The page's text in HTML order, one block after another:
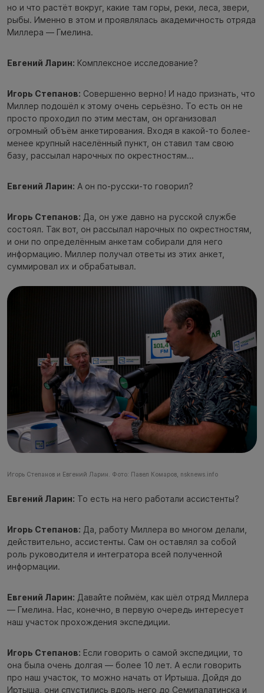
но и что растёт вокруг, какие там горы, реки, леса, звери,
рыбы. Именно в этом и проявлялась академичность отряда
Миллера — Гмелина.
Евгений Ларин: Комплексное исследование?
Игорь Степанов: Совершенно верно! И надо признать, что
Миллер подошёл к этому очень серьёзно. То есть он не
просто проходил по этим местам, он организовал
огромный объём анкетирования. Входя в какой-то более-
менее крупный населённый пункт, он ставил там свою
базу, рассылал нарочных по окрестностям...
Евгений Ларин: А он по-русски-то говорил?
Игорь Степанов: Да, он уже давно на русской службе
состоял. Так вот, он рассылал нарочных по окрестностям,
и они по определённым анкетам собирали для него
информацию. Миллер получал ответы из этих анкет,
суммировал их и обрабатывал.
Игорь Степанов и Евгений Ларин. Фото: Павел Комаров, nsknews.info
Евгений Ларин: То есть на него работали ассистенты?
Игорь Степанов: Да, работу Миллера во многом делали,
действительно, ассистенты. Сам он оставлял за собой
роль руководителя и интегратора всей полученной
информации.
Евгений Ларин: Давайте поймём, как шёл отряд Миллера
— Гмелина. Нас, конечно, в первую очередь интересует
наш участок прохождения экспедиции.
Игорь Степанов: Если говорить о самой экспедиции, то
она была очень долгая — более 10 лет. А если говорить
про наш участок, то можно начать от Иртыша. Дойдя до
Иртыша, они спустились вдоль него до Семипалатинска и